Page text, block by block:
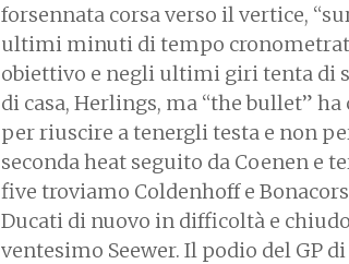
forsennata corsa verso il vertice,
ultimi minuti di tempo
obiettivo e negli ultimi giri tenta di
di casa, Herlings, ma “the bullet”
per riuscire a tenergli testa e non
seconda heat seguito da Coenen e
five troviamo Coldenhoff e
Ducati di nuovo in difficoltà e
ventesimo Seewer. Il podio del GP